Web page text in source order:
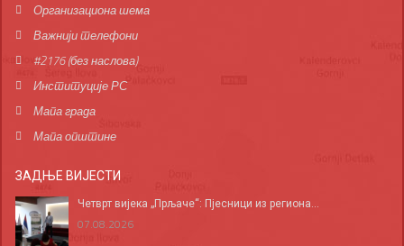
Организациона шема
Важнији телефони
#2176 (без наслова)
Институције РС
Мапа града
Мапа општине
ЗАДЊЕ ВИЈЕСТИ
Четврт вијека „Прљаче“: Пјесници из региона...
07.08.2026